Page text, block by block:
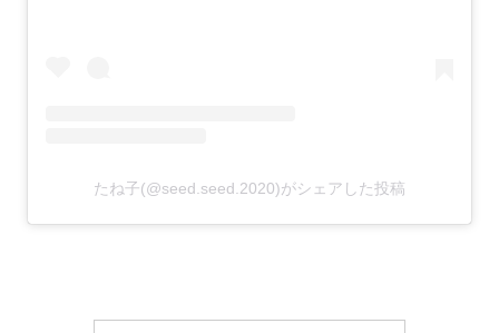
たね子(@seed.seed.2020)がシェアした投稿